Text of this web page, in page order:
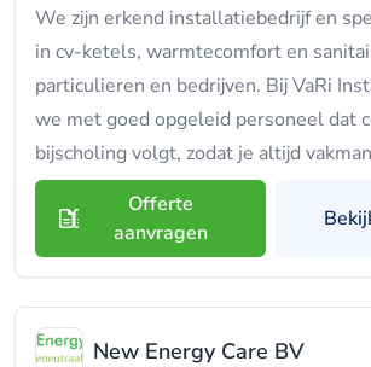
We zijn erkend installatiebedrijf en
in cv-ketels, warmtecomfort en
particulieren en bedrijven. Bij VaRi
we met goed opgeleid personeel dat
bijscholing volgt, zodat je altijd
Offerte
aanvragen
New Energy Care BV